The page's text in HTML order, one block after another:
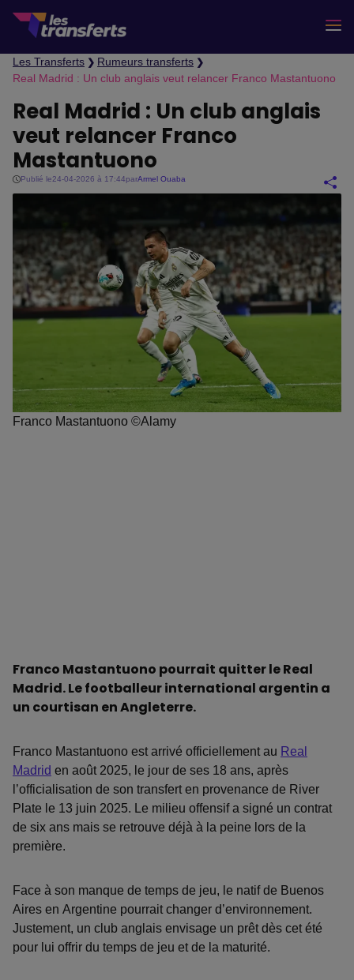
Les Transferts ❯ Rumeurs transferts ❯
Real Madrid : Un club anglais veut relancer Franco Mastantuono
Real Madrid : Un club anglais
veut relancer Franco
Mastantuono
Publié le24-04-2026 à 17:44parArmel Ouaba
Franco Mastantuono ©Alamy
Franco Mastantuono pourrait quitter le Real
Madrid. Le footballeur international argentin a
un courtisan en Angleterre.
Franco Mastantuono est arrivé officiellement au Real
Madrid en août 2025, le jour de ses 18 ans, après
l’officialisation de son transfert en provenance de River
Plate le 13 juin 2025. Le milieu offensif a signé un contrat
de six ans mais se retrouve déjà à la peine lors de la
première.
Face à son manque de temps de jeu, le natif de Buenos
Aires en Argentine pourrait changer d’environnement.
Justement, un club anglais envisage un prêt dès cet été
pour lui offrir du temps de jeu et de la maturité.